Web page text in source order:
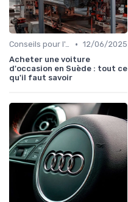
Conseils pour l'Achat • 12/06/2025
Acheter une voiture
d'occasion en Suède : tout ce
qu'il faut savoir